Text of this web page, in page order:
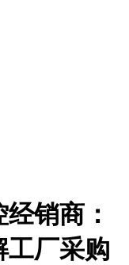
销商：
工厂采购